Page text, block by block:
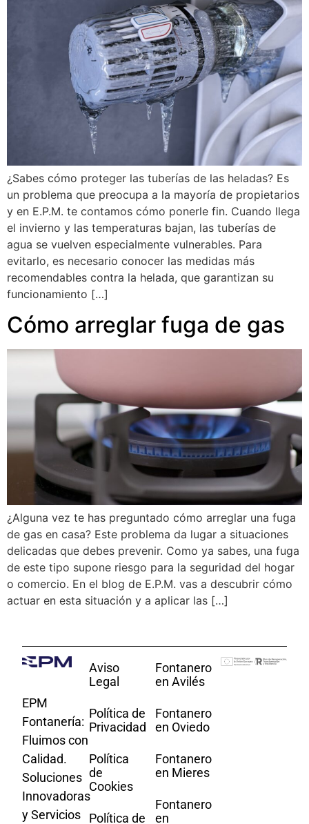
¿Sabes cómo proteger las tuberías de las heladas? Es
un problema que preocupa a la mayoría de propietarios
y en E.P.M. te contamos cómo ponerle fin. Cuando llega
el invierno y las temperaturas bajan, las tuberías de
agua se vuelven especialmente vulnerables. Para
evitarlo, es necesario conocer las medidas más
recomendables contra la helada, que garantizan su
funcionamiento […]
Cómo arreglar fuga de gas
¿Alguna vez te has preguntado cómo arreglar una fuga
de gas en casa? Este problema da lugar a situaciones
delicadas que debes prevenir. Como ya sabes, una fuga
de este tipo supone riesgo para la seguridad del hogar
o comercio. En el blog de E.P.M. vas a descubrir cómo
actuar en esta situación y a aplicar las […]
EPM
Fontanería:
Fluimos con
Calidad.
Soluciones
Innovadoras
y Servicios
Aviso
Legal
Política de
Privacidad
Política
de
Cookies
Política de
Fontanero
en Avilés
Fontanero
en Oviedo
Fontanero
en Mieres
Fontanero
en